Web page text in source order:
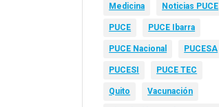
Medicina Noticias PUCE
PUCE PUCE Ibarra
PUCE Nacional PUCESA
PUCESI PUCE TEC
Quito Vacunación